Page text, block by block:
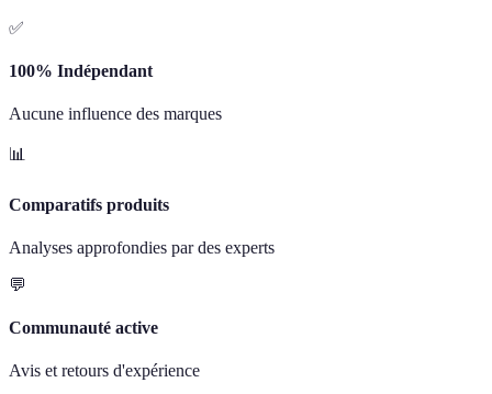
✅
100% Indépendant
Aucune influence des marques
📊
Comparatifs produits
Analyses approfondies par des experts
💬
Communauté active
Avis et retours d'expérience